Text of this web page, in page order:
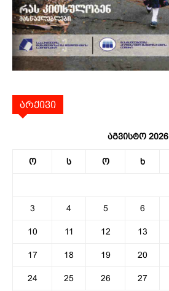
არქივი
აგვისტო 2026
ო ს ო ხ
3 4 5 6
10 11 12 13
17 18 19 20
24 25 26 27